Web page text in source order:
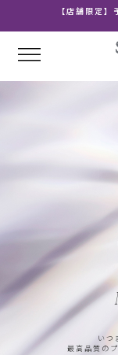
【店舗限定
いつ
最高品質の